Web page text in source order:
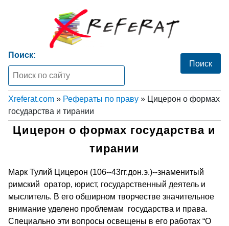
Поиск:
Xreferat.com » Рефераты по праву » Цицерон о формах
государства и тирании
Цицерон о формах государства и
тирании
Марк Тулий Цицерон (106--43гг.дон.э.)--знаменитый
римский оратор, юрист, государственный деятель и
мыслитель. В его обширном творчестве значительное
внимание уделено проблемам государства и права.
Специально эти вопросы освещены в его работах “О